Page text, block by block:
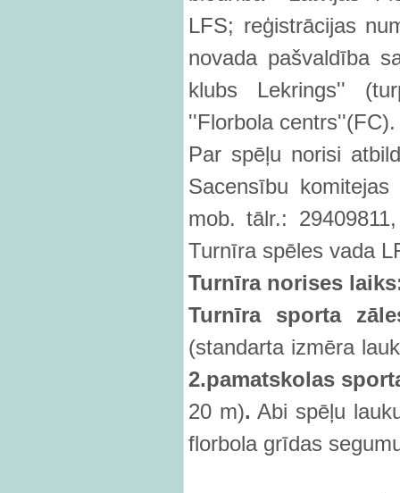
LFS; reģistrācijas
novada pašvaldība
klubs Lekrings''
''Florbola centrs''(FC).
Par spēļu norisi
Sacensību
mob. tālr.:
Turnīra spēles vada
Turnīra norises
Turnīra sporta zā
(standarta izmēra
2.pamatskolas
20 m). Abi spēļu
florbola grīdas